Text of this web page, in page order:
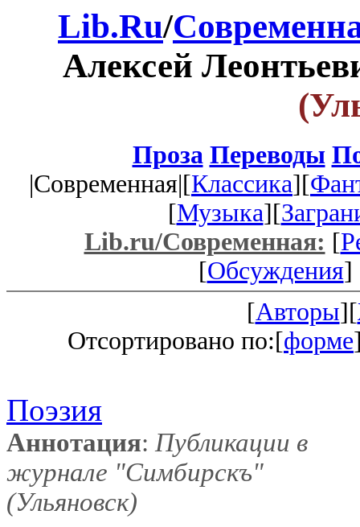
Lib.Ru/
Алексей
Проза Переводы
|Современная|[Классика][
[Музыка][
Lib.ru/Современная: [
[Обсуждения]
[Авторы][
Отсортировано по:[форме
Поэзия
Аннотация: Публикации в
журнале "Симбирскъ"
(Ульяновск)